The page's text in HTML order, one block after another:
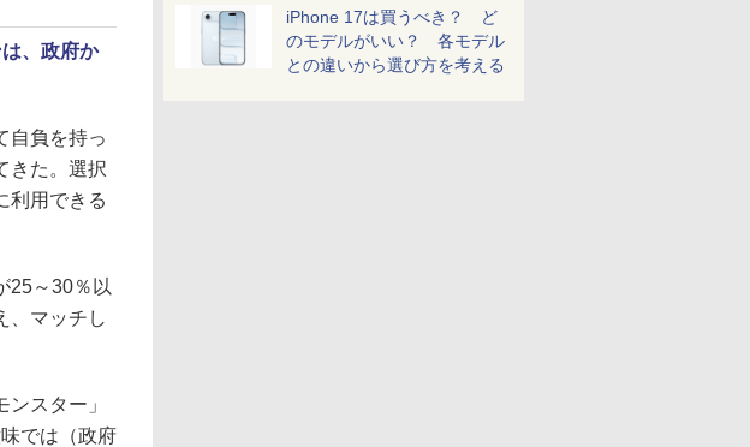
iPhone 17は買うべき？ ど
のモデルがいい？ 各モデル
との違いから選び方を考える
、政府か
自負を持っ
きた。選択
利用できる
25～30％以
、マッチし
スター」
では（政府